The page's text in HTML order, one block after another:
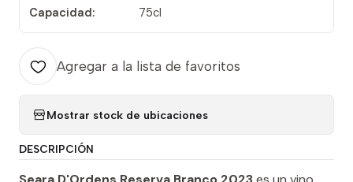
Capacidad: 75cl
Agregar a la lista de favoritos
Mostrar stock de ubicaciones
DESCRIPCIÓN